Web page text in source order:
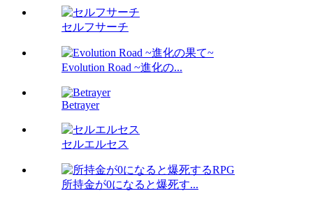
セルフサーチ
Evolution Road ~進化の...
Betrayer
セルエルセス
所持金が0になると爆死す...